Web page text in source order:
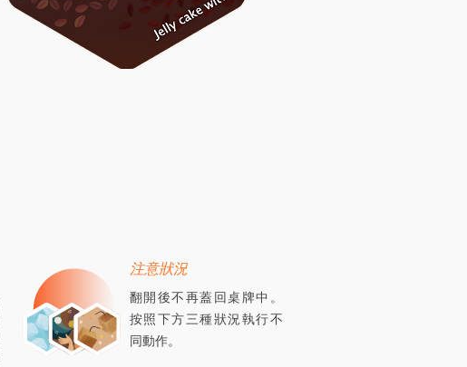
注意狀況
翻開後不再蓋回桌牌中。
按照下方三種狀況執行不
同動作。